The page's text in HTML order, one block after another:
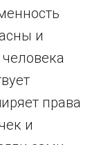
и
права
и